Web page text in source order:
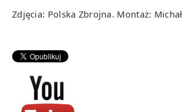
Zdjęcia: Polska Zbrojna. Montaż: